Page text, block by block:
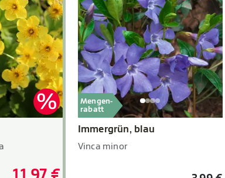
Mengen-
rabatt
Immergrün, blau
Vinca minor